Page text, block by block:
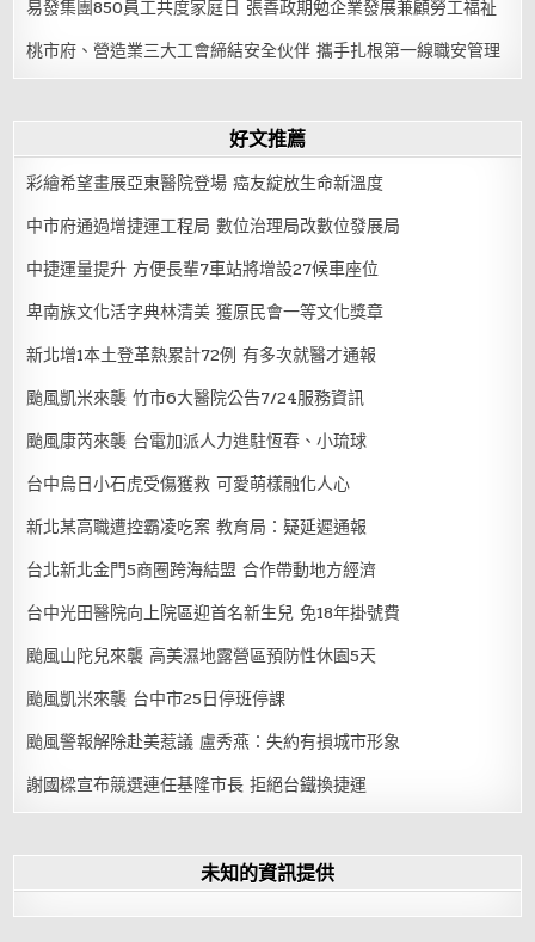
易發集團850員工共度家庭日 張善政期勉企業發展兼顧勞工福祉
桃市府、營造業三大工會締結安全伙伴 攜手扎根第一線職安管理
好文推薦
彩繪希望畫展亞東醫院登場 癌友綻放生命新溫度
中市府通過增捷運工程局 數位治理局改數位發展局
中捷運量提升 方便長輩7車站將增設27候車座位
卑南族文化活字典林清美 獲原民會一等文化獎章
新北增1本土登革熱累計72例 有多次就醫才通報
颱風凱米來襲 竹市6大醫院公告7/24服務資訊
颱風康芮來襲 台電加派人力進駐恆春、小琉球
台中烏日小石虎受傷獲救 可愛萌樣融化人心
新北某高職遭控霸凌吃案 教育局：疑延遲通報
台北新北金門5商圈跨海結盟 合作帶動地方經濟
台中光田醫院向上院區迎首名新生兒 免18年掛號費
颱風山陀兒來襲 高美濕地露營區預防性休園5天
颱風凱米來襲 台中市25日停班停課
颱風警報解除赴美惹議 盧秀燕：失約有損城市形象
謝國樑宣布競選連任基隆市長 拒絕台鐵換捷運
未知的資訊提供